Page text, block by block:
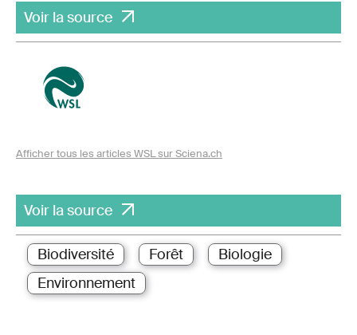
Voir la source
Afficher tous les articles WSL sur Sciena.ch
Voir la source
Biodiversité Forêt
Biologie
Environnement